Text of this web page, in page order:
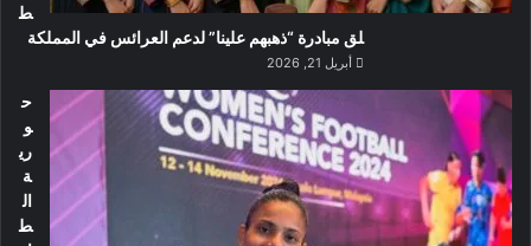
ط
لق مبادرة “ذهبهم علينا” لدعم العرائس في المملكة
أبريل 21, 2026
ح
و
ري
ة
ال
ط